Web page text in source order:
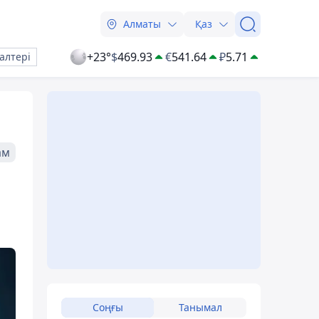
Алматы Қаз
+23°$469.93 €541.64 ₽5.71
Соңғы Танымал